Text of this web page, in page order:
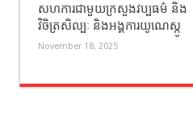
សហការជាមួយក្រសួងវប្បធម៌ និង
វិចិត្រសិល្បៈ និងអង្គការយូណេស្កូ
November 18, 2025